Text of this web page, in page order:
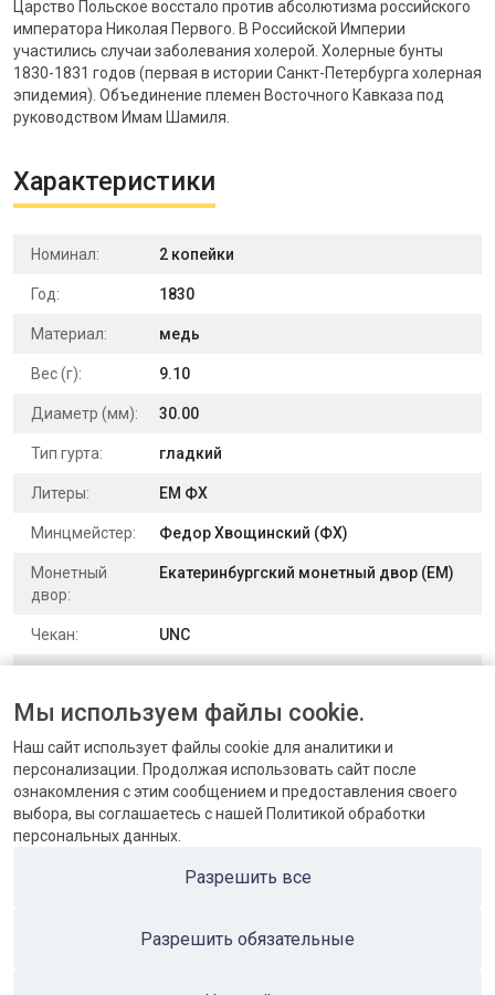
Царство Польское восстало против абсолютизма российского
императора Николая Первого. В Российской Империи
участились случаи заболевания холерой. Холерные бунты
1830-1831 годов (первая в истории Санкт-Петербурга холерная
эпидемия). Объединение племен Восточного Кавказа под
руководством Имам Шамиля.
Характеристики
Номинал: 2 копейки
Год: 1830
Материал: медь
Вес (г): 9.10
Диаметр (мм): 30.00
Тип гурта: гладкий
Литеры: ЕМ ФХ
Минцмейстер: Федор Хвощинский (ФХ)
Монетный
двор:
Екатеринбургский монетный двор (ЕМ)
Чекан: UNC
Номер по
Уздеников 3287 (черта) | Биткин 503
ПОПУЛЯРНЫЕ КАТЕГОРИИ
Мы используем файлы cookie.
Наш сайт использует файлы cookie для аналитики и
персонализации. Продолжая использовать сайт после
ознакомления с этим сообщением и предоставления своего
выбора, вы соглашаетесь с нашей Политикой обработки
персональных данных.
Разрешить все
Разрешить обязательные